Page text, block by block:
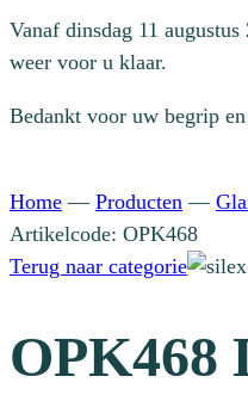
Vanaf dinsdag 11
weer voor u klaar.
Bedankt voor uw begrip
Home — Producten —
Artikelcode: OPK468
Terug naar categorie
OPK468